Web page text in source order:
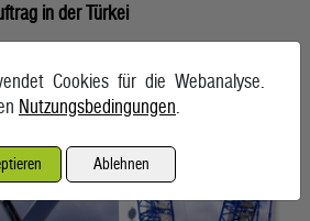
in der Türkei
Cookies für die Webanalyse.
Nutzungsbedingungen.
Ablehnen